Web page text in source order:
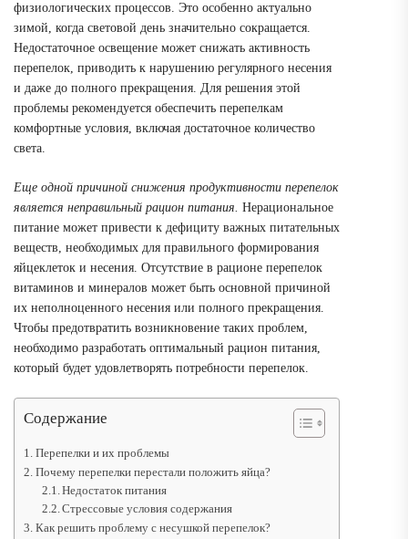
физиологических процессов. Это особенно актуально
зимой, когда световой день значительно сокращается.
Недостаточное освещение может снижать активность
перепелок, приводить к нарушению регулярного несения
и даже до полного прекращения. Для решения этой
проблемы рекомендуется обеспечить перепелкам
комфортные условия, включая достаточное количество
света.
Еще одной причиной снижения продуктивности перепелок
является неправильный рацион питания. Нерациональное
питание может привести к дефициту важных питательных
веществ, необходимых для правильного формирования
яйцеклеток и несения. Отсутствие в рационе перепелок
витаминов и минералов может быть основной причиной
их неполноценного несения или полного прекращения.
Чтобы предотвратить возникновение таких проблем,
необходимо разработать оптимальный рацион питания,
который будет удовлетворять потребности перепелок.
Содержание
Перепелки и их проблемы
Почему перепелки перестали положить яйца?
Недостаток питания
Стрессовые условия содержания
Как решить проблему с несушкой перепелок?